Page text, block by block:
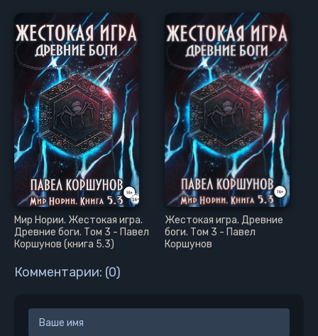
Мир Нории. Жестокая игра.
Древние боги. Том 3 - Павел
Коршунов (книга 5.3)
Жестокая игра. Древние
боги. Том 3 - Павел
Коршунов
Комментарии: (0)